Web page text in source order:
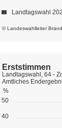
© Landeswahlleiter
Landtagswahl
40
50
%
Erststimmen
Landtagswahl, 64 -
Amtliches